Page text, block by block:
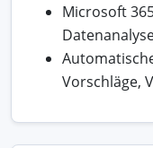
Microsoft
Vorschläge,